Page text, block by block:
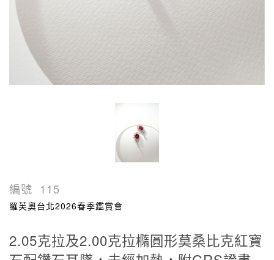
編號 115
羅芙奧台北2026春季鑑賞會
2.05克拉及2.00克拉橢圓形莫桑比克紅寶